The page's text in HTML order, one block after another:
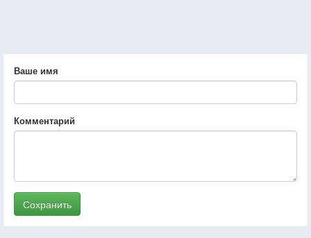
Ваше имя
Комментарий
Сохранить